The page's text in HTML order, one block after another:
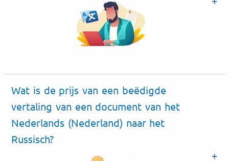
Wat is de prijs van een beëdigde
vertaling van een document van het
Nederlands (Nederland) naar het
Russisch?